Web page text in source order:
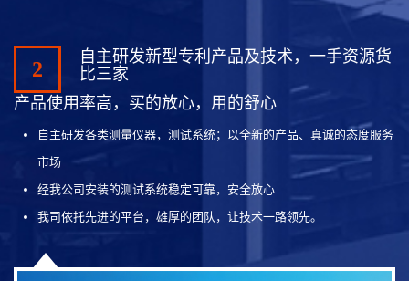
2
自主研发新型专利产品及技术，一手资源货
比三家
产品使用率高，买的放心，用的舒心
自主研发各类测量仪器，测试系统；以全新的产品、真诚的态度服务
市场
经我公司安装的测试系统稳定可靠，安全放心
我司依托先进的平台，雄厚的团队，让技术一路领先。